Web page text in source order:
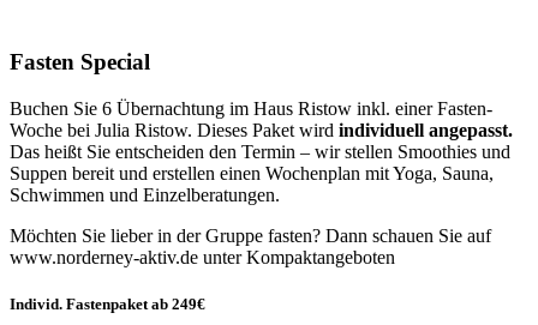
Fasten Special
Buchen Sie 6 Übernachtung im Haus Ristow inkl. einer Fasten-
Woche bei Julia Ristow. Dieses Paket wird individuell angepasst.
Das heißt Sie entscheiden den Termin – wir stellen Smoothies und
Suppen bereit und erstellen einen Wochenplan mit Yoga, Sauna,
Schwimmen und Einzelberatungen.
Möchten Sie lieber in der Gruppe fasten? Dann schauen Sie auf
www.norderney-aktiv.de unter Kompaktangeboten
Individ. Fastenpaket ab 249€